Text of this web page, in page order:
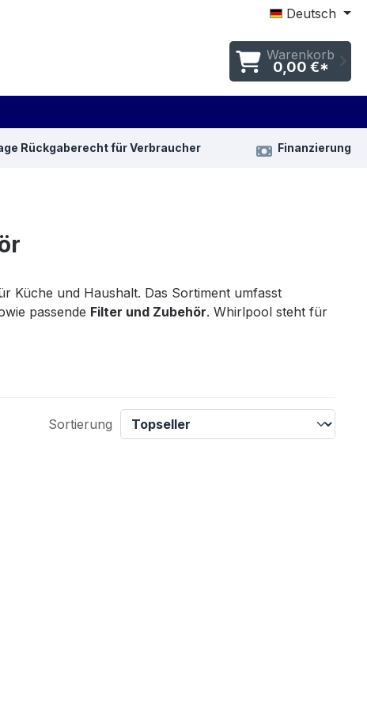
Deutsch
Warenkorb
0,00 €*
Rückgaberecht für Verbraucher Finanzierung
Küche und Haushalt. Das Sortiment umfasst
passende Filter und Zubehör. Whirlpool steht für
Sortierung